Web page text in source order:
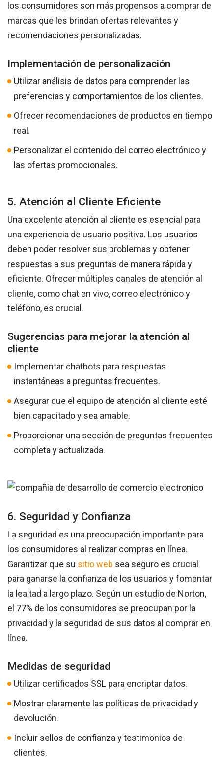
los consumidores son más propensos a comprar de
marcas que les brindan ofertas relevantes y
recomendaciones personalizadas.
Implementación de personalización
Utilizar análisis de datos para comprender las
preferencias y comportamientos de los clientes.
Ofrecer recomendaciones de productos en tiempo
real.
Personalizar el contenido del correo electrónico y
las ofertas promocionales.
5. Atención al Cliente Eficiente
Una excelente atención al cliente es esencial para
una experiencia de usuario positiva. Los usuarios
deben poder resolver sus problemas y obtener
respuestas a sus preguntas de manera rápida y
eficiente. Ofrecer múltiples canales de atención al
cliente, como chat en vivo, correo electrónico y
teléfono, es crucial.
Sugerencias para mejorar la atención al
cliente
Implementar chatbots para respuestas
instantáneas a preguntas frecuentes.
Asegurar que el equipo de atención al cliente esté
bien capacitado y sea amable.
Proporcionar una sección de preguntas frecuentes
completa y actualizada.
6. Seguridad y Confianza
La seguridad es una preocupación importante para
los consumidores al realizar compras en línea.
Garantizar que su sitio web sea seguro es crucial
para ganarse la confianza de los usuarios y fomentar
la lealtad a largo plazo. Según un estudio de Norton,
el 77% de los consumidores se preocupan por la
privacidad y la seguridad de sus datos al comprar en
línea.
Medidas de seguridad
Utilizar certificados SSL para encriptar datos.
Mostrar claramente las políticas de privacidad y
devolución.
Incluir sellos de confianza y testimonios de
clientes.